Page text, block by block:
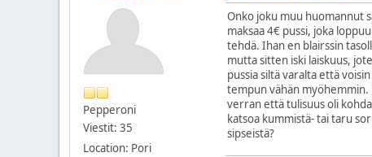
Pepperoni
Viestit: 35
Location: Pori
Onko joku muu huomannut
maksaa 4€ pussi, joka
tehdä. Ihan en blairssin
mutta sitten iski laiskuus,
pussia siltä varalta että
tempun vähän myöhemmin.
verran että tulisuus oli
katsoa kummistä- tai taru
sipseistä?